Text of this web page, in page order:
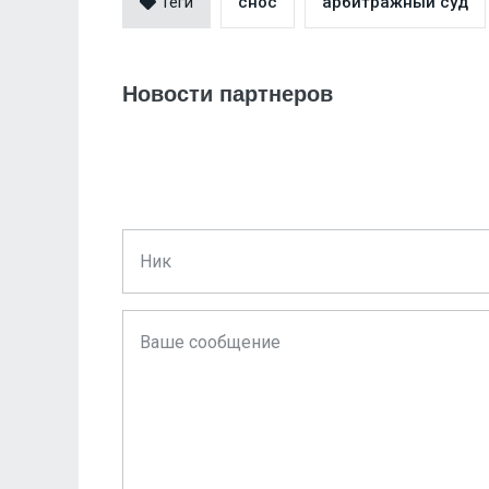
Новости партнеров